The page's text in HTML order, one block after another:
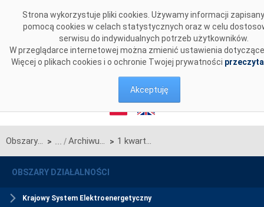
Strona wykorzystuje pliki cookies. Używamy informacji
pomocą cookies w celach statystycznych oraz w celu
serwisu do indywidualnych potrzeb użytkowników.
W przeglądarce internetowej można zmienić ustawienia
Więcej o plikach cookies i o ochronie Twojej prywatności
Akceptuję
Obszary działalności > Archiwum > 1 kwartał 2024
OBSZARY DZIAŁALNOŚCI
Krajowy System Elektroenergetyczny